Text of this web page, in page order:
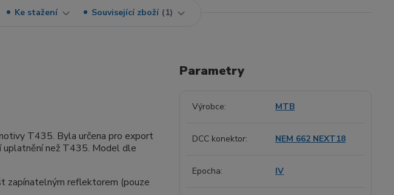
Ke stažení Související zboží 1
T435. Byla určena pro export
uplatnění než T435. Model dle
zapínatelným reflektorem (pouze
Parametry
Výrobce MTB
DCC konektor NEM 662 NEXT18
Epocha IV